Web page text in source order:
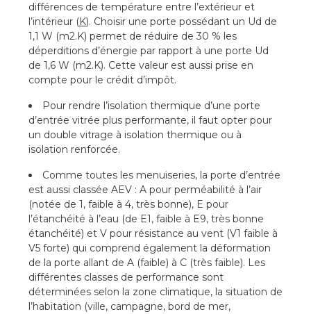
différences de température entre l’extérieur et
l’intérieur (K). Choisir une porte possédant un Ud de
1,1 W (m2.K) permet de réduire de 30 % les
déperditions d’énergie par rapport à une porte Ud
de 1,6 W (m2.K). Cette valeur est aussi prise en
compte pour le crédit d’impôt.
Pour rendre l’isolation thermique d’une porte
d’entrée vitrée plus performante, il faut opter pour
un double vitrage à isolation thermique ou à
isolation renforcée.
Comme toutes les menuiseries, la porte d’entrée
est aussi classée AEV : A pour perméabilité à l’air
(notée de 1, faible à 4, très bonne), E pour
l’étanchéité à l’eau (de E1, faible à E9, très bonne
étanchéité) et V pour résistance au vent (V1 faible à
V5 forte) qui comprend également la déformation
de la porte allant de A (faible) à C (très faible). Les
différentes classes de performance sont
déterminées selon la zone climatique, la situation de
l’habitation (ville, campagne, bord de mer,